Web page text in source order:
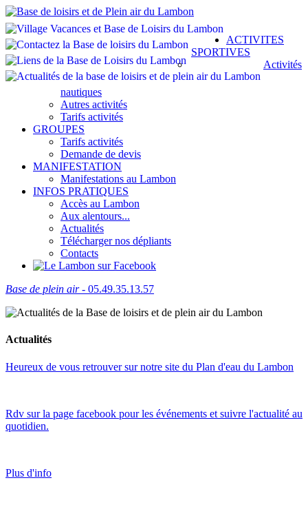
ACTIVITES
SPORTIVES
Activités
nautiques
Autres activités
Tarifs activités
GROUPES
Tarifs activités
Demande de devis
MANIFESTATION
Manifestations au Lambon
INFOS PRATIQUES
Accès au Lambon
Aux alentours...
Actualités
Télécharger nos dépliants
Contacts
Base de plein air- 05.49.35.13.57
Actualités
Heureux de vous retrouver sur notre site du Plan d'eau du Lambon
Rdv sur la page facebook pour les événements et suivre l'actualité au
quotidien.
Plus d'info